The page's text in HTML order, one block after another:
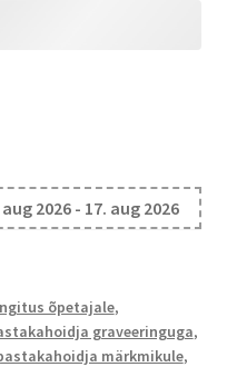
2026 - 17. aug 2026
õpetajale,
graveeringuga,
märkmikule,